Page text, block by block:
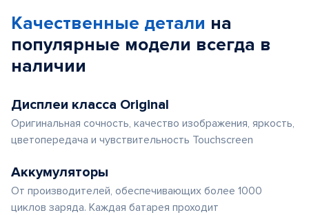
Качественные детали на
популярные модели всегда в
наличии
Дисплеи класса Original
Оригинальная сочность, качество изображения, яркость,
цветопередача и чувствительность Touchscreen
Аккумуляторы
От производителей, обеспечивающих более 1000
циклов заряда. Каждая батарея проходит